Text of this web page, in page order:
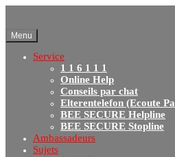
Menu
Service
1 1 6 1 1 1
Online Help
Conseils par chat
Elterentelefon (Ecoute
BEE SECURE Helpline
BEE SECURE Stopline
Ambassadeurs
Sujets